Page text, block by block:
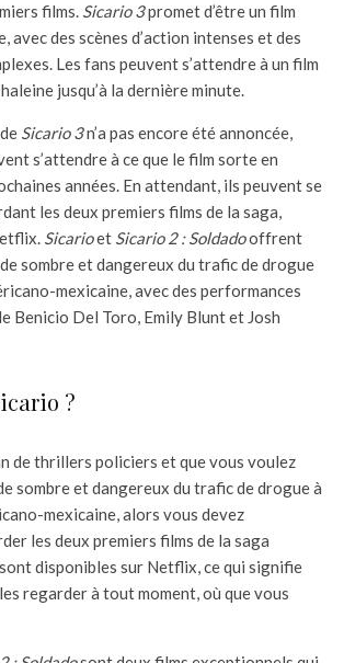
films. Sicario 3promet d’être un film
avec des scènes d’action intenses et des
Les fans peuvent s’attendre à un film
jusqu’à la dernière minute.
Sicario 3n’a pas encore été annoncée,
s’attendre à ce que le film sorte en
années. En attendant, ils peuvent se
les deux premiers films de la saga,
Sicarioet Sicario 2 : Soldadooffrent
sombre et dangereux du trafic de drogue
mexicaine, avec des performances
Benicio Del Toro, Emily Blunt et Josh
?
de thrillers policiers et que vous voulez
sombre et dangereux du trafic de drogue à
mexicaine, alors vous devez
les deux premiers films de la saga
disponibles sur Netflix, ce qui signifie
regarder à tout moment, où que vous